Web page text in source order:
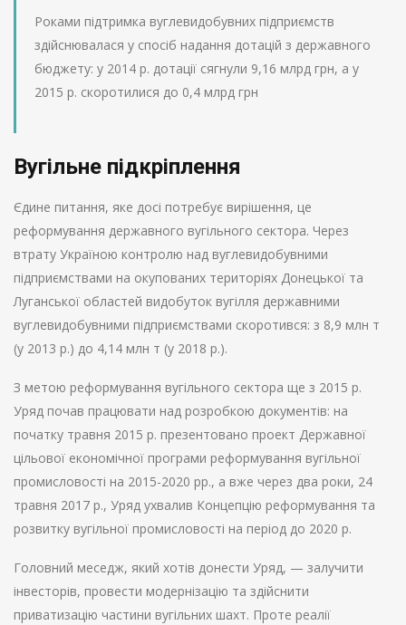
Роками підтримка вуглевидобувних підприємств
здійснювалася у спосіб надання дотацій з державного
бюджету: у 2014 р. дотації сягнули 9,16 млрд грн, а у
2015 р. скоротилися до 0,4 млрд грн
Вугільне підкріплення
Єдине питання, яке досі потребує вирішення, це
реформування державного вугільного сектора. Через
втрату Україною контролю над вуглевидобувними
підприємствами на окупованих територіях Донецької та
Луганської областей видобуток вугілля державними
вуглевидобувними підприємствами скоротився: з 8,9 млн т
(у 2013 р.) до 4,14 млн т (у 2018 р.).
З метою реформування вугільного сектора ще з 2015 р.
Уряд почав працювати над розробкою документів: на
початку травня 2015 р. презентовано проект Державної
цільової економічної програми реформування вугільної
промисловості на 2015-2020 рр., а вже через два роки, 24
травня 2017 р., Уряд ухвалив Концепцію реформування та
розвитку вугільної промисловості на період до 2020 р.
Головний меседж, який хотів донести Уряд, — залучити
інвесторів, провести модернізацію та здійснити
приватизацію частини вугільних шахт. Проте реалії